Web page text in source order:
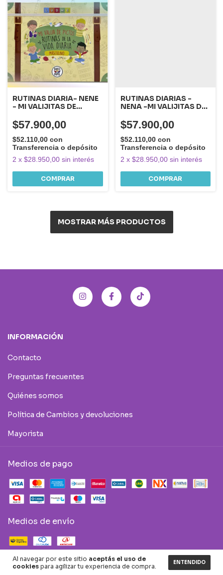
Al navegar por este sitio aceptás el uso de
cookies para agilizar tu experiencia de compra.
ENTENDIDO
RUTINAS DIARIA- NENE
- MI VALIJITAS DE
$57.900,00
$52.110,00 con
Transferencia o depósito
2 x $28.950,00 sin interés
RUTINAS DIARIAS -
NENA -MI VALIJITAS DE
$57.900,00
$52.110,00 con
Transferencia o depósito
2 x $28.950,00 sin interés
MOSTRAR MÁS PRODUCTOS
INFORMACIÓN
Contacto
Preguntas frecuentes
Quiénes somos
Política de Cambios y devoluciones
Mayorista
Medios de pago
Medios de envío